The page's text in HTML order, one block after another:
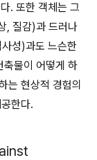
. 또한 객체는 그
, 질감)과 드러나
성)과도 느슨한
축물이 어떻게 하
는 현상적 경험의
한다.